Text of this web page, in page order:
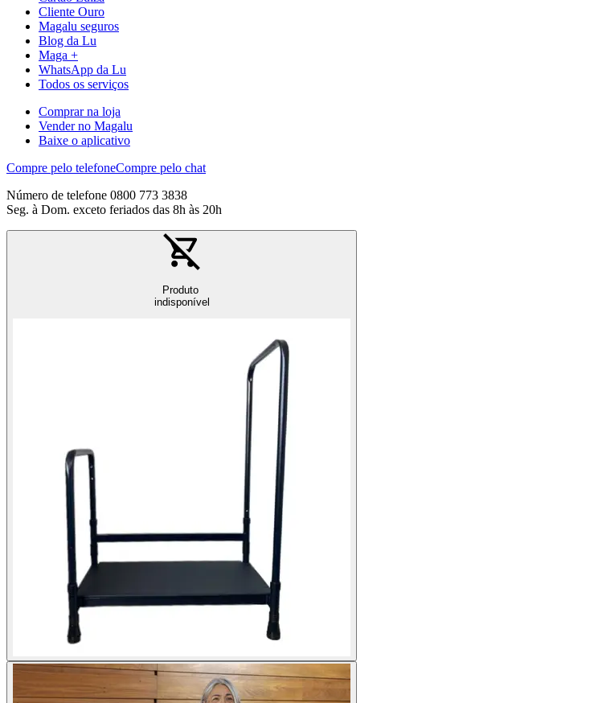
Cliente Ouro
Magalu seguros
Blog da Lu
Maga +
WhatsApp da Lu
Todos os serviços
Comprar na loja
Vender no Magalu
Baixe o aplicativo
Compre pelo telefoneCompre pelo chat
Número de telefone 0800 773 3838
Seg. à Dom. exceto feriados das 8h às 20h
Produto
indisponível